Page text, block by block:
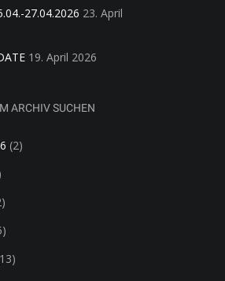
27.04.2026 23. April
19. April 2026
ARCHIV SUCHEN
(2)